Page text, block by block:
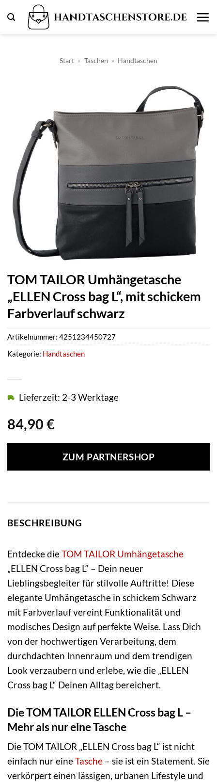
Inhalt
Start » Taschen » Handtaschen
TOM TAILOR Umhängetasche
„ELLEN Cross bag L“, mit schickem
Farbverlauf schwarz
84,90 €
Lieferzeit: 2-3 Werktage
ZUM PARTNERSHOP
Artikelnummer: 4251234450727
Kategorie: Handtaschen
BESCHREIBUNG
Entdecke dieTOM TAILOR Umhängetasche
„ELLEN Cross bag L“ – Dein neuer
Lieblingsbegleiter für stilvolle Auftritte! Diese
elegante Umhängetasche in schickem Schwarz
mit Farbverlauf vereint Funktionalität und
modisches Design auf perfekte Weise. Lass Dich
von der hochwertigen Verarbeitung, dem
durchdachten Innenraum und dem trendigen
Look verzaubern und erlebe, wie die „ELLEN
Cross bag L“ Deinen Alltag bereichert.
Die TOM TAILOR ELLEN Cross bag L –
Mehr als nur eine Tasche
Die TOM TAILOR „ELLEN Cross bag L“ ist nicht
einfach nur eineTasche – sie ist ein Statement. Sie
verkörpert einen lässigen, urbanen Lifestyle und